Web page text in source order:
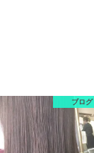
ブログ